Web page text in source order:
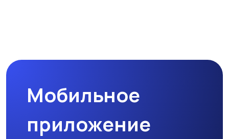
Мобильное
приложение